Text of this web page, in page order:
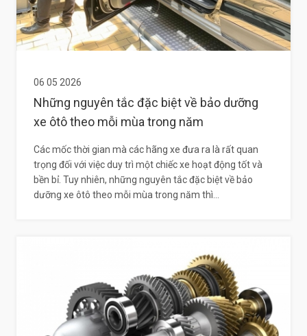
06 05 2026
Những nguyên tắc đặc biệt về bảo dưỡng
xe ôtô theo mỗi mùa trong năm
Các mốc thời gian mà các hãng xe đưa ra là rất quan
trọng đối với việc duy trì một chiếc xe hoạt động tốt và
bền bỉ. Tuy nhiên, những nguyên tắc đặc biệt về bảo
dưỡng xe ôtô theo mỗi mùa trong năm thì...